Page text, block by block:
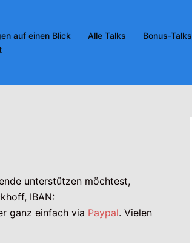
auf einen Blick Alle Talks Bonus-Talks
unterstützen möchtest,
IBAN:
ganz einfach via Paypal. Vielen